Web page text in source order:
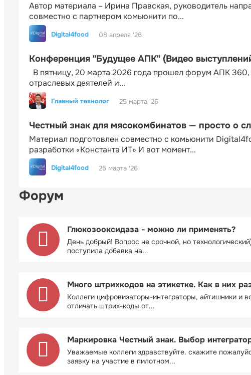
Автор материала – Ирина Правская, руководитель
совместно с партнером комьюнити по...
Digital4food 08 апреля '26
Конференция "Будущее АПК" (Видео
В пятницу, 20 марта 2026 года прошел форум АПК
отраслевых деятелей и...
Главный технолог 25 марта '26
Честный знак для мясокомбинатов — просто о
Материал подготовлен совместно с комьюнити
разработки «Константа ИТ» И вот момент...
Digital4food 25 марта '26
Форум
Глюкозооксидаза - можно ли применять?
День добрый! Вопрос не срочной, но
поступила добавка на...
Много штрихкодов на этикетке. Как в них
Коллеги цифровизаторы-интеграторы, айтишники и
отличать штрих-коды от...
Маркировка Честный знак. Выбор
Уважаемые коллеги здравствуйте. скажите
заявку на участие в пилотном...